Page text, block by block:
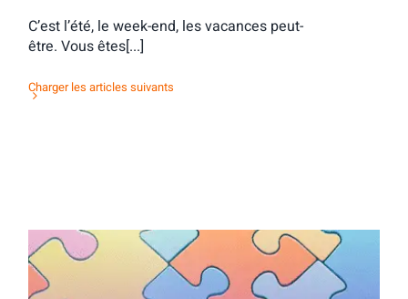
C’est l’été, le week-end, les vacances peut-
être. Vous êtes[...]
Charger les articles suivants